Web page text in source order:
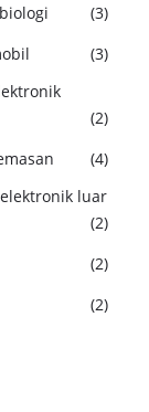
(3)
(3)
(2)
(4)
luar
(2)
(2)
(2)